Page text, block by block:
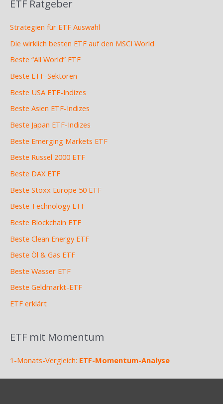
ETF Ratgeber
Strategien für ETF Auswahl
Die wirklich besten ETF auf den MSCI World
Beste “All World” ETF
Beste ETF-Sektoren
Beste USA ETF-Indizes
Beste Asien ETF-Indizes
Beste Japan ETF-Indizes
Beste Emerging Markets ETF
Beste Russel 2000 ETF
Beste DAX ETF
Beste Stoxx Europe 50 ETF
Beste Technology ETF
Beste Blockchain ETF
Beste Clean Energy ETF
Beste Öl & Gas ETF
Beste Wasser ETF
Beste Geldmarkt-ETF
ETF erklärt
ETF mit Momentum
1-Monats-Vergleich: ETF-Momentum-Analyse